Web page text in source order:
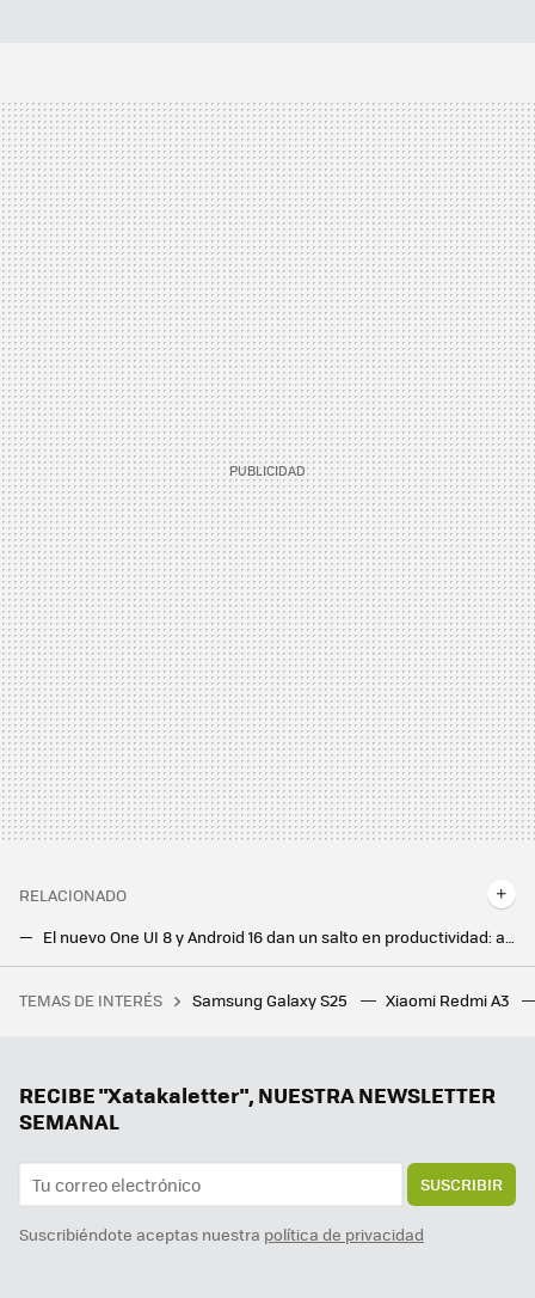
RELACIONADO
El nuevo One UI 8 y Android 16 dan un salto en productividad: así aprovecho la nueva función de multitarea
Intenté instalar una versión de código abierto de Android Auto y choqué con la realidad: no existe alternativa factible
La película de superhéroes más taquillera de la historia vuelve a los cines para repetir el éxito con una versión más larga
TEMAS DE INTERÉS Samsung Galaxy S25 Xiaomi Redmi A3
RECIBE "Xatakaletter", NUESTRA NEWSLETTER
SEMANAL
SUSCRIBIR
Suscribiéndote aceptas nuestra política de privacidad